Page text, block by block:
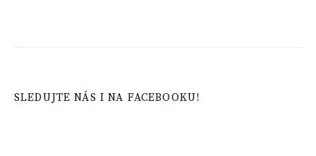
SLEDUJTE NÁS I NA FACEBOOKU!